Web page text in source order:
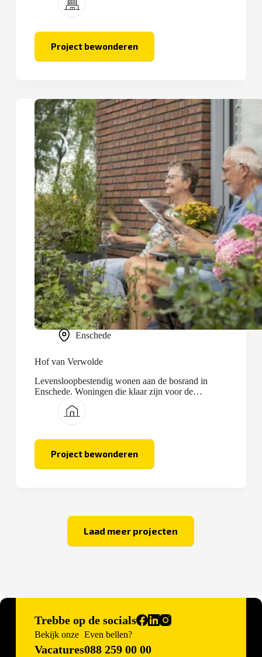
Project bewonderen
Stad
in
Enschede
Hof van Verwolde
Levensloopbestendig wonen aan de bosrand in
Enschede. Woningen die klaar zijn voor de
toekomst.
Project bewonderen
Hof
van
Laad meer projecten
Trebbe op de socials
Bekijk onze
Vacatures
Even bellen?
088 259 00 00